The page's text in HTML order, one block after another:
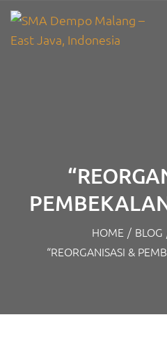
HOME / BLOG
“REORGANISASI &